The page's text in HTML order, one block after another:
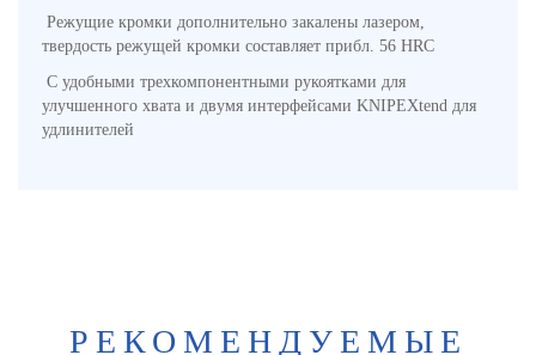
Режущие кромки дополнительно закалены лазером,
твердость режущей кромки составляет прибл. 56 HRC
С удобными трехкомпонентными рукоятками для
улучшенного хвата и двумя интерфейсами KNIPEXtend для
удлинителей
РЕКОМЕНДУЕМЫЕ